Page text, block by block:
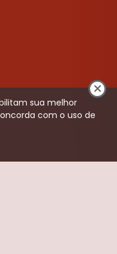
sua melhor
com o uso de